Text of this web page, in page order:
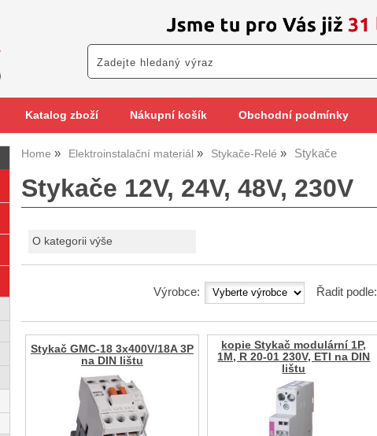
Katalog zboží Nákupní košík Obchodní podmínky
Home Elektroinstalační materiál Stykače-Relé Stykače
Stykače 12V, 24V, 48V, 230V
O kategorii výše
Výrobce: Řadit podle:
Stykač GMC-18 3x400V/18A 3P
na DIN lištu
kopie Stykač modulární 1P,
1M, R 20-01 230V, ETI na DIN
lištu